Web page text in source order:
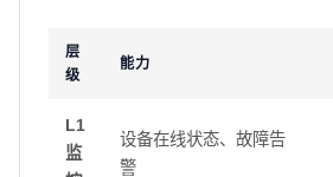
层
级
能力
L1
监
设备在线状态、故障告
警